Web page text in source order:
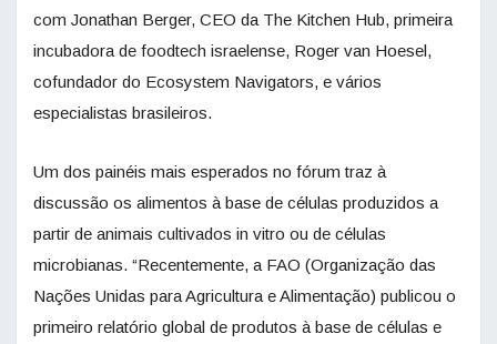
com Jonathan Berger, CEO da The Kitchen Hub, primeira
incubadora de foodtech israelense, Roger van Hoesel,
cofundador do Ecosystem Navigators, e vários
especialistas brasileiros.
Um dos painéis mais esperados no fórum traz à
discussão os alimentos à base de células produzidos a
partir de animais cultivados in vitro ou de células
microbianas. “Recentemente, a FAO (Organização das
Nações Unidas para Agricultura e Alimentação) publicou o
primeiro relatório global de produtos à base de células e